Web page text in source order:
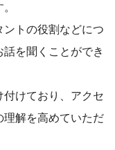
トの役割などにつ
を聞くことができ
付けており、アクセ
理解を高めていただ